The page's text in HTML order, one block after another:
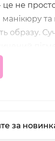
це не
манікюру та
образу.
що
як у
або
за